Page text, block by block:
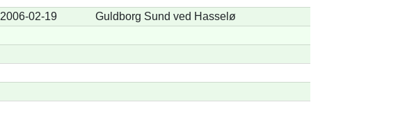
2006-02-19
Guldborg Sund ved Hasselø